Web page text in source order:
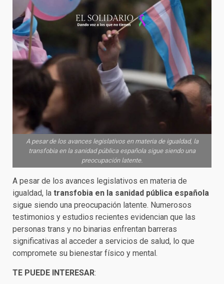
A pesar de los avances legislativos en materia de igualdad, la
transfobia en la sanidad pública española sigue siendo una
preocupación latente.
A pesar de los avances legislativos en materia de
igualdad, la transfobia en la sanidad pública española
sigue siendo una preocupación latente. Numerosos
testimonios y estudios recientes evidencian que las
personas trans y no binarias enfrentan barreras
significativas al acceder a servicios de salud, lo que
compromete su bienestar físico y mental.
TE PUEDE INTERESAR: